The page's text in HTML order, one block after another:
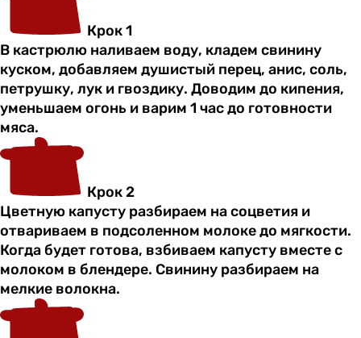
Крок 1
В кастрюлю наливаем воду, кладем свинину
куском, добавляем душистый перец, анис, соль,
петрушку, лук и гвоздику. Доводим до кипения,
уменьшаем огонь и варим 1 час до готовности
мяса.
Крок 2
Цветную капусту разбираем на соцветия и
отвариваем в подсоленном молоке до мягкости.
Когда будет готова, взбиваем капусту вместе с
молоком в блендере. Свинину разбираем на
мелкие волокна.